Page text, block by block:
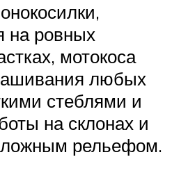
на ровных
мотокоса
любых
стеблями и
на склонах и
рельефом.